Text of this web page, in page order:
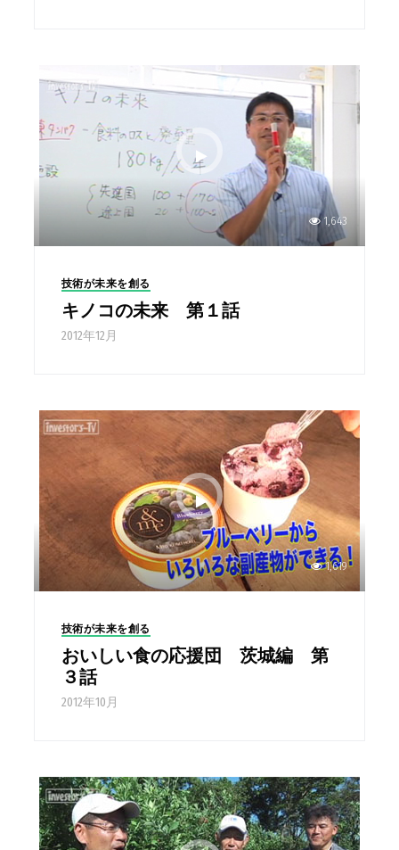
1,643
技術が未来を創る
キノコの未来 第１話
2012年12月
1,619
技術が未来を創る
おいしい食の応援団 茨城編 第
３話
2012年10月